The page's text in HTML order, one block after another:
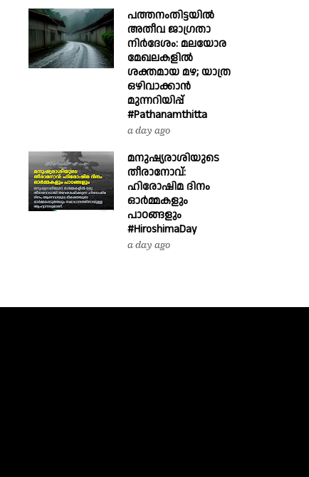
പത്തനംതിട്ടയിൽ
അതീവ ജാഗ്രതാ
നിർദേശം: മലയോര
മേഖലകളിൽ
ശക്തമായ മഴ; യാത്ര
ഒഴിവാക്കാൻ
മുന്നറിയിപ്പ്
#Pathanamthitta
a day ago
മനുഷ്യരാശിയുടെ
തീരാനോവ്:
ഹിരോഷിമ ദിനം
ഓർമ്മകളും
പാഠങ്ങളും
#HiroshimaDay
a day ago